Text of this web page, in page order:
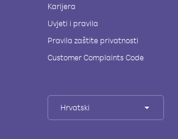
Karijera
Uvjeti i pravila
Pravila zaštite privatnosti
Customer Complaints Code
Hrvatski